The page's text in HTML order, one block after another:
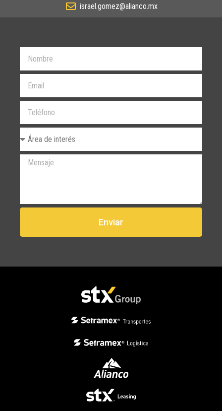
israel.gomez@alianco.mx
Enviar